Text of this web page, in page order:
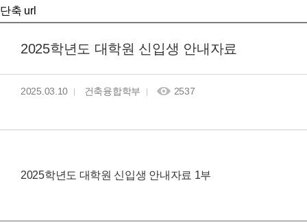
단축 url
2025학년도 대학원 신입생 안내자료
2025.03.10 건축융합학부 2537
2025학년도 대학원 신입생 안내자료 1부